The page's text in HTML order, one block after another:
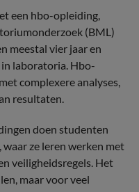
een hbo-opleiding,
(BML)
meestal vier jaar en
laboratoria. Hbo-
complexere analyses,
resultaten.
doen studenten
ze leren werken met
veiligheidsregels. Het
maar voor veel